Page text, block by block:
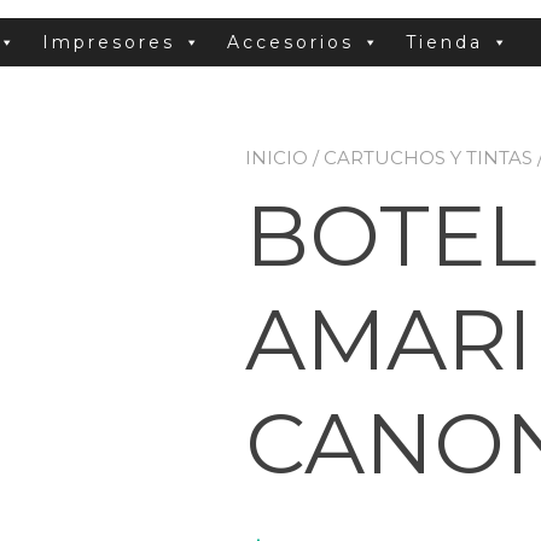
Impresores Accesorios Tienda
INICIO / CARTUCHOS Y TINTAS